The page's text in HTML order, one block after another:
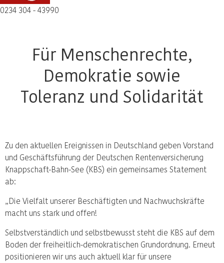
0234 304 - 43990
Für Menschenrechte,
Demokratie sowie
Toleranz und Solidarität
Zu den aktuellen Ereignissen in Deutschland geben Vorstand
und Geschäftsführung der Deutschen Rentenversicherung
Knappschaft-Bahn-See (KBS) ein gemeinsames Statement
ab:
„Die Vielfalt unserer Beschäftigten und Nachwuchskräfte
macht uns stark und offen!
Selbstverständlich und selbstbewusst steht die KBS auf dem
Boden der freiheitlich-demokratischen Grundordnung. Erneut
positionieren wir uns auch aktuell klar für unsere